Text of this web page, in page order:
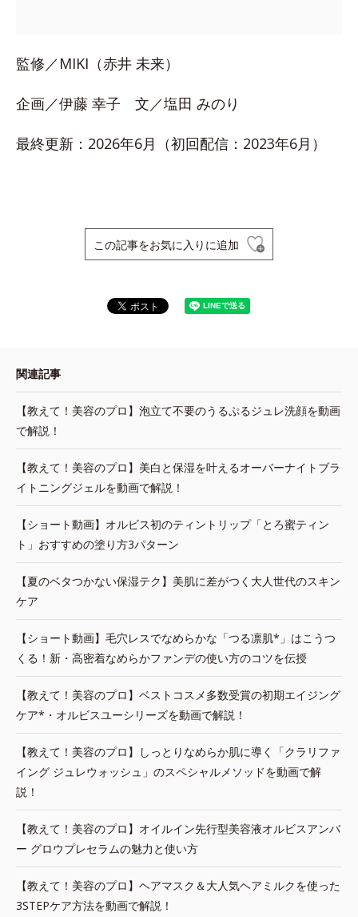
監修／MIKI（赤井 未来）
企画／伊藤 幸子 文／塩田 みのり
最終更新：2026年6月（初回配信：2023年6月）
この記事をお気に入りに追加
関連記事
【教えて！美容のプロ】泡立て不要のうるぷるジュレ洗顔を動画
で解説！
【教えて！美容のプロ】美白と保湿を叶えるオーバーナイトブラ
イトニングジェルを動画で解説！
【ショート動画】オルビス初のティントリップ「とろ蜜ティン
ト」おすすめの塗り方3パターン
【夏のベタつかない保湿テク】美肌に差がつく大人世代のスキン
ケア
【ショート動画】毛穴レスでなめらかな「つる凛肌*」はこうつ
くる！新・高密着なめらかファンデの使い方のコツを伝授
【教えて！美容のプロ】ベストコスメ多数受賞の初期エイジング
ケア*・オルビスユーシリーズを動画で解説！
【教えて！美容のプロ】しっとりなめらか肌に導く「クラリファ
イング ジュレウォッシュ」のスペシャルメソッドを動画で解
説！
【教えて！美容のプロ】オイルイン先行型美容液オルビスアンバ
ー グロウプレセラムの魅力と使い方
【教えて！美容のプロ】ヘアマスク＆大人気ヘアミルクを使った
3STEPケア方法を動画で解説！